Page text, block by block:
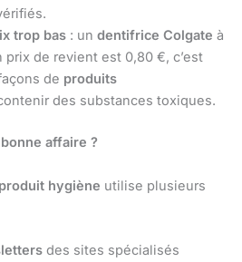
trop bas : un dentifrice Colgate à
prix de revient est 0,80 €, c’est
de produits
des substances toxiques.
affaire ?
hygiène utilise plusieurs
des sites spécialisés